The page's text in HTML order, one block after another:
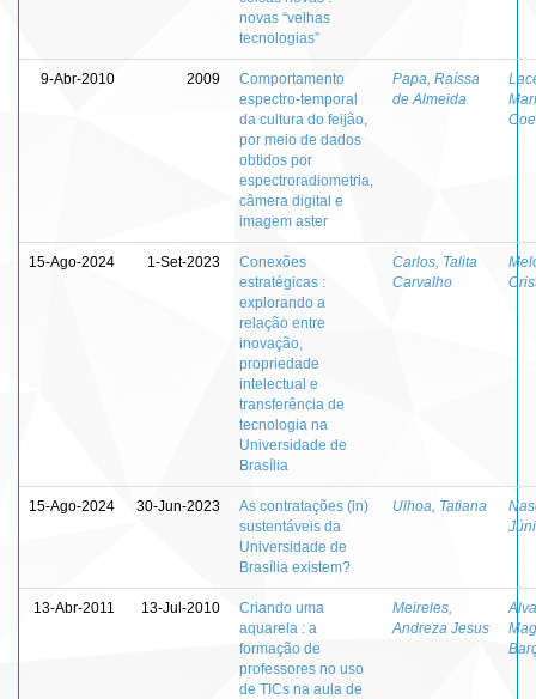
novas “velhas
tecnologias”
9-Abr-2010 2009
Comportamento
espectro-temporal
da cultura do feijão,
por meio de dados
obtidos por
espectroradiometria,
câmera digital e
imagem aster
Papa, Raíssa
de Almeida
15-Ago-2024 1-Set-2023
Conexões
estratégicas :
explorando a
relação entre
inovação,
propriedade
intelectual e
transferência de
tecnologia na
Universidade de
Brasília
Carlos, Talita
Carvalho
15-Ago-2024 30-Jun-2023
As contratações (in)
sustentáveis da
Universidade de
Brasília existem?
Ulhoa, Tatiana
13-Abr-2011 13-Jul-2010
Criando uma
aquarela : a
formação de
professores no uso
de TICs na aula de
Meireles,
Andreza Jesus